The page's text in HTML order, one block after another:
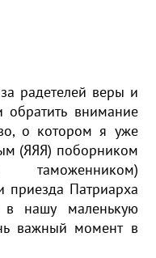
радетелей веры и
обратить внимание
о котором я уже
(ЯЯЯ) поборником
приезда Патриарха
нашу маленькую
важный момент в